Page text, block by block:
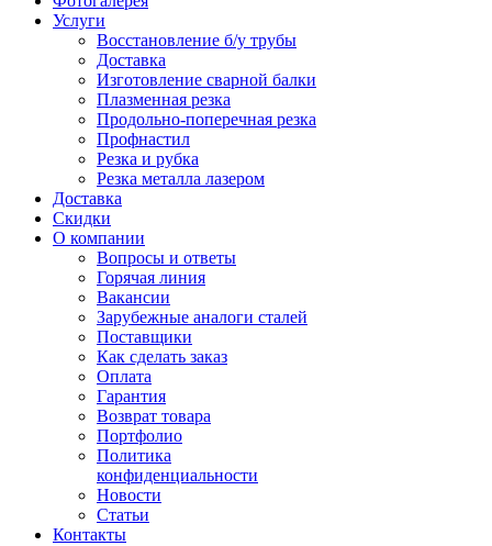
Услуги
Восстановление б/у трубы
Доставка
Изготовление сварной балки
Плазменная резка
Продольно-поперечная резка
Профнастил
Резка и рубка
Резка металла лазером
Доставка
Скидки
О компании
Вопросы и ответы
Горячая линия
Вакансии
Зарубежные аналоги сталей
Поставщики
Как сделать заказ
Оплата
Гарантия
Возврат товара
Портфолио
Политика
конфиденциальности
Новости
Статьи
Контакты